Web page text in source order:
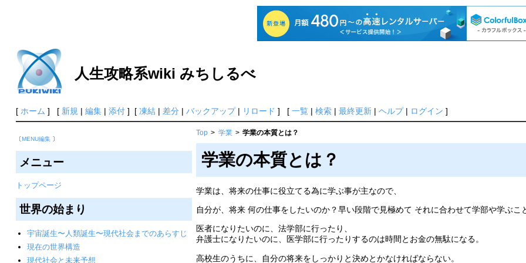
人生攻略系wiki みちしるべ
[ ホーム ] [ 新規 | 編集| 添付] [ 凍結| 差分| バックアップ| リロード ] [ 一覧| 検索| 最終更新| ヘルプ| ログイン ]
Top > 学業 > 学業の本質とは？
学業の本質とは？
学業は、将来の仕事に役立てる為に学ぶ事が主なので、
自分が、将来 何の仕事をしたいのか？早い段階で見極めて それに合わせて学部や学ぶこ
医者になりたいのに、法学部に行ったり、
弁護士になりたいのに、医学部に行ったりするのは時間とお金の無駄になる。
高校生のうちに、自分の将来をしっかりと決めとかなければならない。
〔MENU編集〕
メニュー
トップページ
世界の始まり
宇宙誕生〜人類誕生〜現代社会までのあらすじ
現在の世界構造
現代社会と未来予想